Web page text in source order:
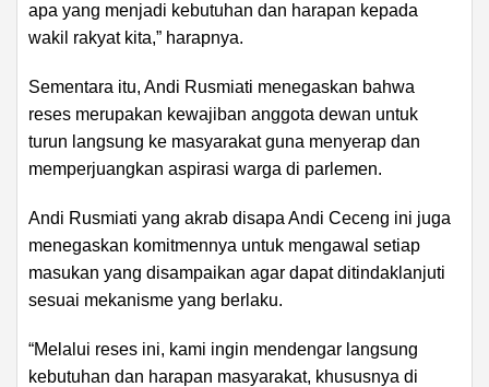
apa yang menjadi kebutuhan dan harapan kepada
wakil rakyat kita,” harapnya.
Sementara itu, Andi Rusmiati menegaskan bahwa
reses merupakan kewajiban anggota dewan untuk
turun langsung ke masyarakat guna menyerap dan
memperjuangkan aspirasi warga di parlemen.
Andi Rusmiati yang akrab disapa Andi Ceceng ini juga
menegaskan komitmennya untuk mengawal setiap
masukan yang disampaikan agar dapat ditindaklanjuti
sesuai mekanisme yang berlaku.
“Melalui reses ini, kami ingin mendengar langsung
kebutuhan dan harapan masyarakat, khususnya di